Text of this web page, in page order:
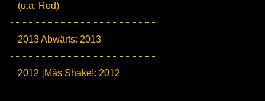
(u.a. Rod)
2013 Abwärts: 2013
2012 ¡Más Shake!: 2012